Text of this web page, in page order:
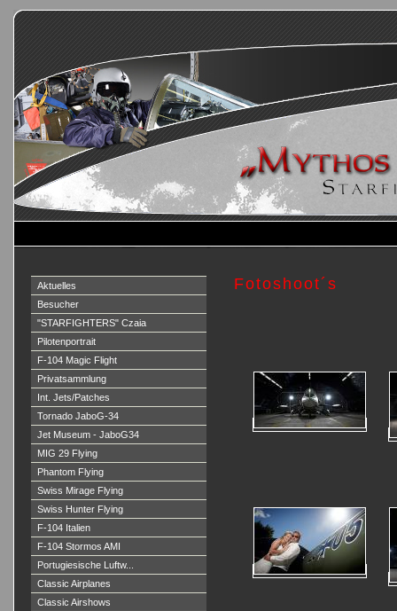
Aktuelles
Besucher
"STARFIGHTERS" Czaia
Pilotenportrait
F-104 Magic Flight
Privatsammlung
Int. Jets/Patches
Tornado JaboG-34
Jet Museum - JaboG34
MIG 29 Flying
Phantom Flying
Swiss Mirage Flying
Swiss Hunter Flying
F-104 Italien
F-104 Stormos AMI
Portugiesische Luftw...
Classic Airplanes
Classic Airshows
Fotoshoot´s